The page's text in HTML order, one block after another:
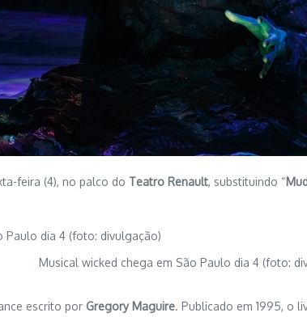
feira (4), no palco do Teatro Renault, substituindo “
Musical wicked chega em São Paulo dia 4 (foto:
escrito por Gregory Maguire. Publicado em 1995, o